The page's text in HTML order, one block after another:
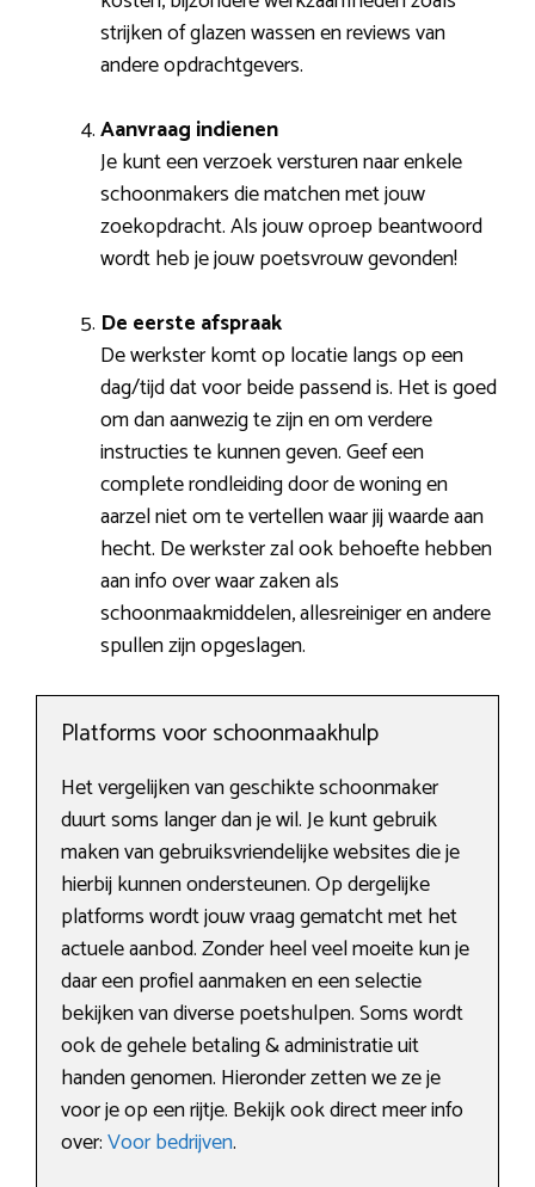
strijken of glazen wassen en reviews van
andere opdrachtgevers.
Aanvraag indienen
Je kunt een verzoek versturen naar enkele
schoonmakers die matchen met jouw
zoekopdracht. Als jouw oproep beantwoord
wordt heb je jouw poetsvrouw gevonden!
De eerste afspraak
De werkster komt op locatie langs op een
dag/tijd dat voor beide passend is. Het is goed
om dan aanwezig te zijn en om verdere
instructies te kunnen geven. Geef een
complete rondleiding door de woning en
aarzel niet om te vertellen waar jij waarde aan
hecht. De werkster zal ook behoefte hebben
aan info over waar zaken als
schoonmaakmiddelen, allesreiniger en andere
spullen zijn opgeslagen.
Platforms voor schoonmaakhulp
Het vergelijken van geschikte schoonmaker
duurt soms langer dan je wil. Je kunt gebruik
maken van gebruiksvriendelijke websites die je
hierbij kunnen ondersteunen. Op dergelijke
platforms wordt jouw vraag gematcht met het
actuele aanbod. Zonder heel veel moeite kun je
daar een profiel aanmaken en een selectie
bekijken van diverse poetshulpen. Soms wordt
ook de gehele betaling & administratie uit
handen genomen. Hieronder zetten we ze je
voor je op een rijtje. Bekijk ook direct meer info
over:Voor bedrijven.